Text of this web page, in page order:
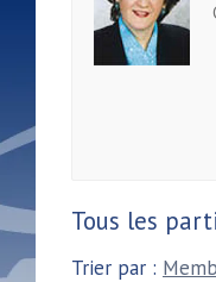
Tous les
Trier par :